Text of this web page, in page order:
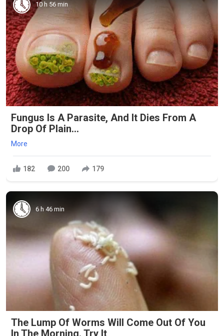
10 h 56 min
Fungus Is A Parasite, And It Dies From A
Drop Of Plain...
More
182 200 179
6 h 46 min
The Lump Of Worms Will Come Out Of You
In The Morning. Try It